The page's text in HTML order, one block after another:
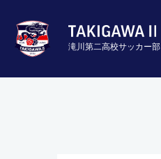
滝川第二高校サッカー部